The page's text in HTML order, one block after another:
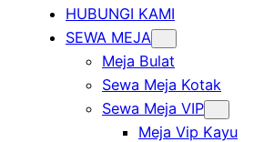
HUBUNGI KAMI
SEWA MEJA
Meja Bulat
Sewa Meja Kotak
Sewa Meja VIP
Meja Vip Kayu